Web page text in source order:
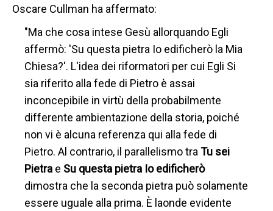
Oscare Cullman ha affermato:
"Ma che cosa intese Gesù allorquando Egli
affermò: 'Su questa pietra Io edificherò la Mia
Chiesa?'. L'idea dei riformatori per cui Egli Si
sia riferito alla fede di Pietro è assai
inconcepibile in virtù della probabilmente
differente ambientazione della storia, poiché
non vi è alcuna referenza qui alla fede di
Pietro. Al contrario, il parallelismo traTu sei
Pietra e Su questa pietra Io edificherò
dimostra che la seconda pietra può solamente
essere uguale alla prima. È laonde evidente